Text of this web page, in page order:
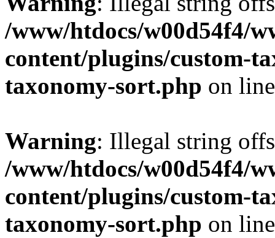
/www/htdocs/w00d54f4/
content/plugins/custom-
taxonomy-sort.php on
Warning: Illegal string
/www/htdocs/w00d54f4/
content/plugins/custom-
taxonomy-sort.php on